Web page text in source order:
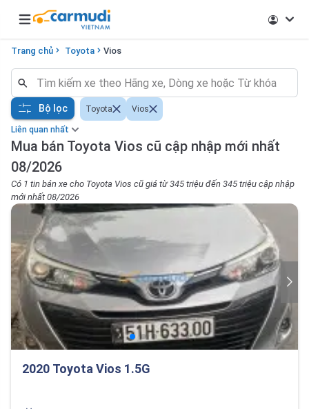
Open main menu
Trang chủ Toyota Vios
Liên quan nhất
Mua bán Toyota Vios cũ cập nhập mới nhất
08/2026
Có 1 tin bán xe cho Toyota Vios cũ giá từ 345 triệu đến 345 triệu cập nhập
mới nhất 08/2026
Bộ lọc Toyota Vios
2020 Toyota Vios 1.5G